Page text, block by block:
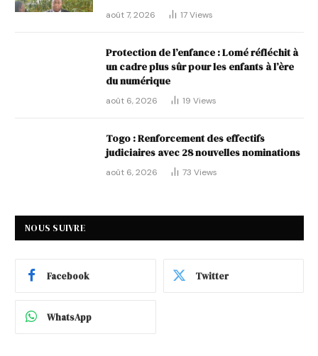
août 7, 2026 17Views
Protection de l’enfance : Lomé réfléchit à
un cadre plus sûr pour les enfants à l’ère
du numérique
août 6, 2026 19 Views
Togo : Renforcement des effectifs
judiciaires avec 28 nouvelles nominations
août 6, 2026 73 Views
NOUS SUIVRE
Facebook Twitter
WhatsApp